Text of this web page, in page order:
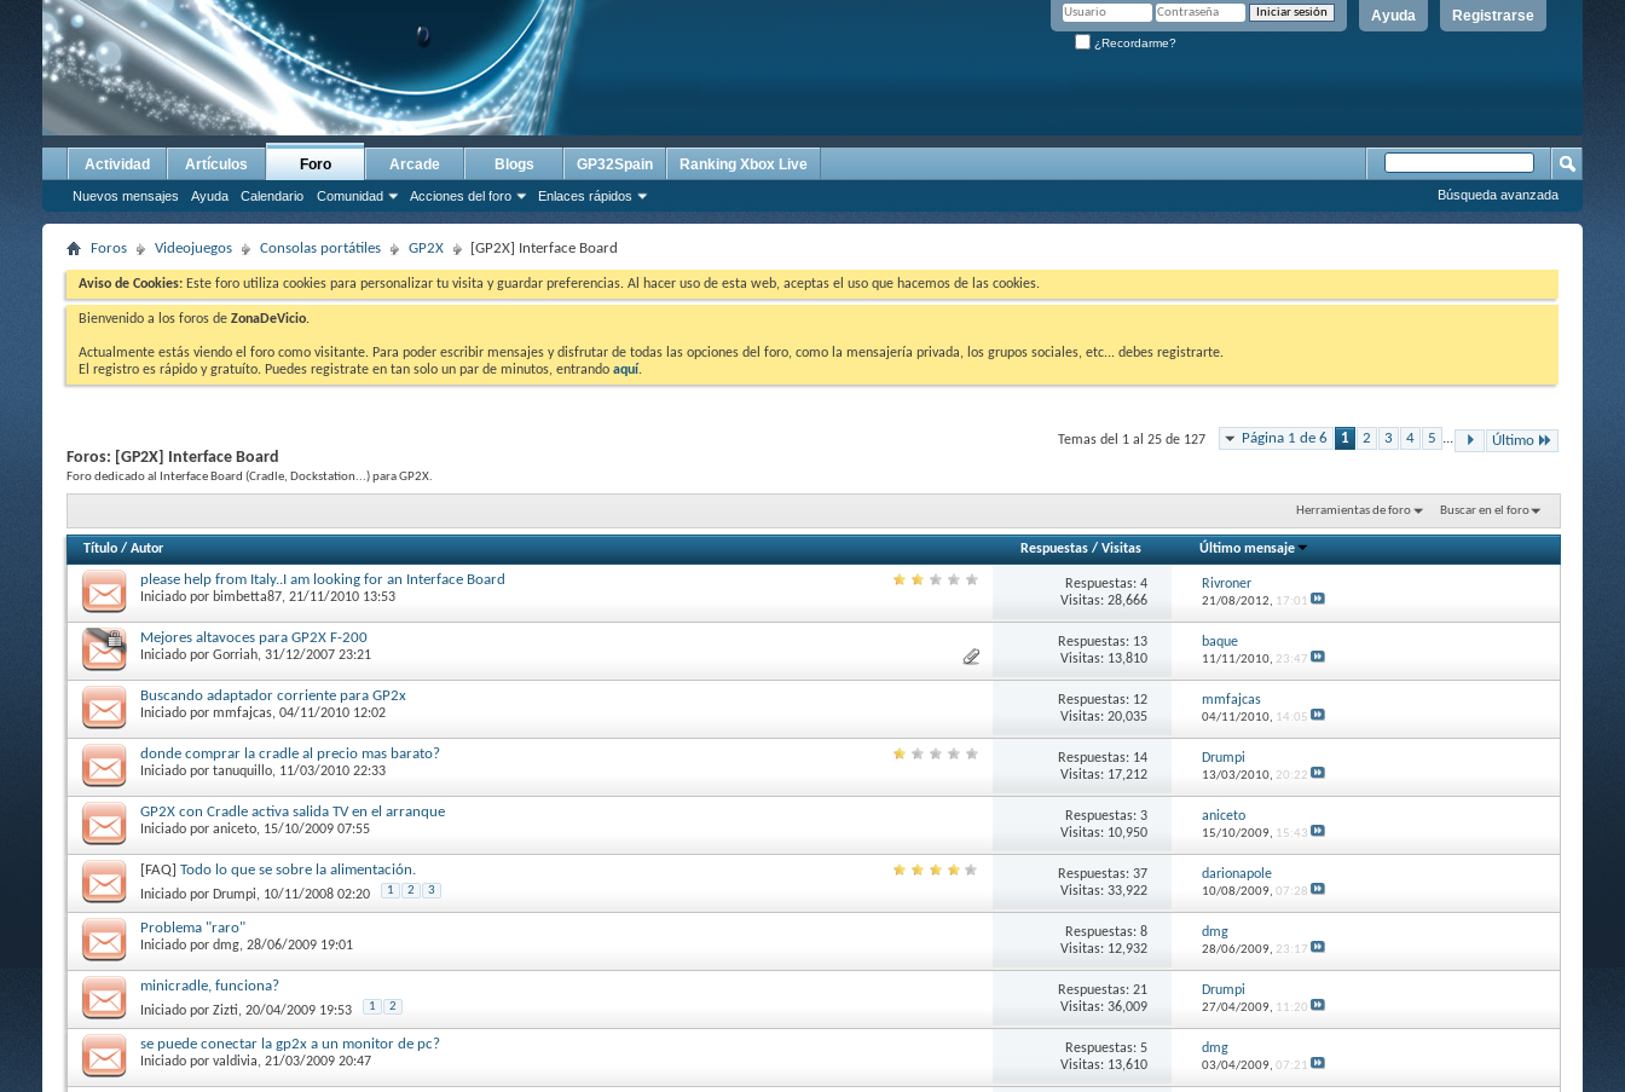
Registrarse
Ayuda
¿Recordarme?
Actividad Artículos Foro
Nuevos mensajes Ayuda Calendario Comunidad Acciones del foro Enlaces rápidos
Arcade Blogs GP32Spain Ranking Xbox Live
Búsqueda avanzada
Foros Videojuegos Consolas portátiles GP2X [GP2X] Interface Board
Aviso de Cookies: Este foro utiliza cookies para personalizar tu visita y guardar preferencias. Al hacer uso de esta web, aceptas el uso que hacemos de las cookies.
Bienvenido a los foros de ZonaDeVicio.
Actualmente estás viendo el foro como visitante. Para poder escribir mensajes y disfrutar de todas las opciones del foro, como la mensajería privada, los grupos sociales, etc... debes registrarte.
El registro es rápido y gratuíto. Puedes registrate en tan solo un par de minutos, entrando aquí.
Página 1 de 6 1 2 3 4 5 ... Último
Temas del 1 al 25 de 127
Foros: [GP2X] Interface Board
Foro dedicado al Interface Board (Cradle, Dockstation...) para GP2X.
Herramientas de foro Buscar en el foro
Título / Autor Respuestas /Visitas Último mensaje
please help from Italy..I am looking for an Interface Board
Iniciado por bimbetta87, 21/11/2010 13:53
Respuestas: 4
Visitas: 28,666
Rivroner
21/08/2012, 17:01
Mejores altavoces para GP2X F-200
Iniciado por Gorriah, 31/12/2007 23:21
Respuestas: 13
Visitas: 13,810
baque
11/11/2010, 23:47
Buscando adaptador corriente para GP2x
Iniciado por mmfajcas, 04/11/2010 12:02
Respuestas: 12
Visitas: 20,035
mmfajcas
04/11/2010, 14:05
donde comprar la cradle al precio mas barato?
Iniciado por tanuquillo, 11/03/2010 22:33
Respuestas: 14
Visitas: 17,212
Drumpi
13/03/2010, 20:22
GP2X con Cradle activa salida TV en el arranque
Iniciado por aniceto, 15/10/2009 07:55
Respuestas: 3
Visitas: 10,950
aniceto
15/10/2009, 15:43
[FAQ] Todo lo que se sobre la alimentación.
Iniciado por Drumpi, 10/11/2008 02:20 1 2 3
Respuestas: 37
Visitas: 33,922
darionapole
10/08/2009, 07:28
Problema "raro"
Iniciado por dmg, 28/06/2009 19:01
Respuestas: 8
Visitas: 12,932
dmg
28/06/2009, 23:17
minicradle, funciona?
Iniciado por Zizti, 20/04/2009 19:53 1 2
Respuestas: 21
Visitas: 36,009
Drumpi
27/04/2009, 11:20
se puede conectar la gp2x a un monitor de pc?
Iniciado por valdivia, 21/03/2009 20:47
Respuestas: 5
Visitas: 13,610
dmg
03/04/2009, 07:21